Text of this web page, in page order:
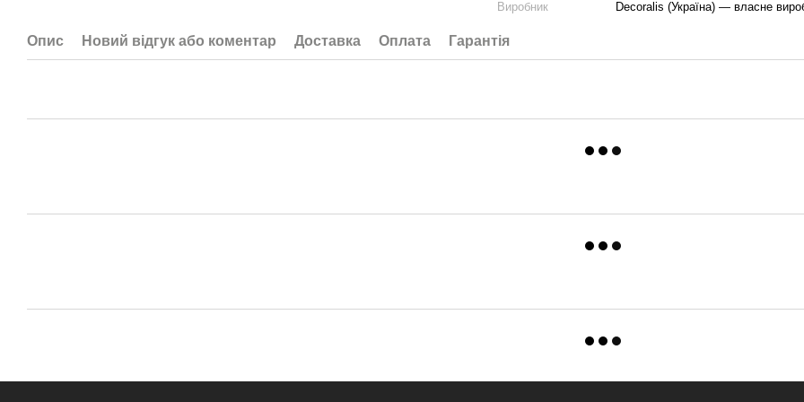
Виробник
Decoralis (Україна) — власне
Опис Новий відгук або коментар Доставка Оплата Гарантія